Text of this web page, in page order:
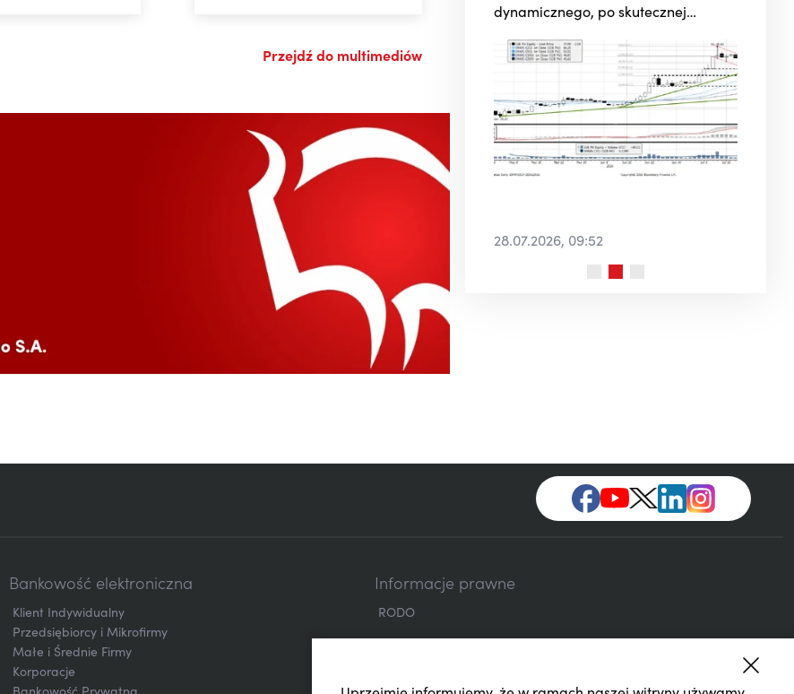
Przejdź do multimediów
fundamentów (utrzymujący się
podaży...). ...
07.08.2026, 09:21
dynamicznego, po skutecznej
obronie strefy 64 PLN, ale... -
...dopiero utrzymanie obecnych
poziomów do końca tygodnia
pozwoli myśleć o powrocie do trendu
głównego. ...
28.07.2026, 09:52
Bankowość elektroniczna
Klient Indywidualny
Przedsiębiorcy i Mikrofirmy
Małe i Średnie Firmy
Korporacje
Informacje prawne
RODO